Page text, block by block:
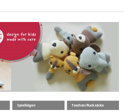
Spielbögen Taschen/Rucksäcke